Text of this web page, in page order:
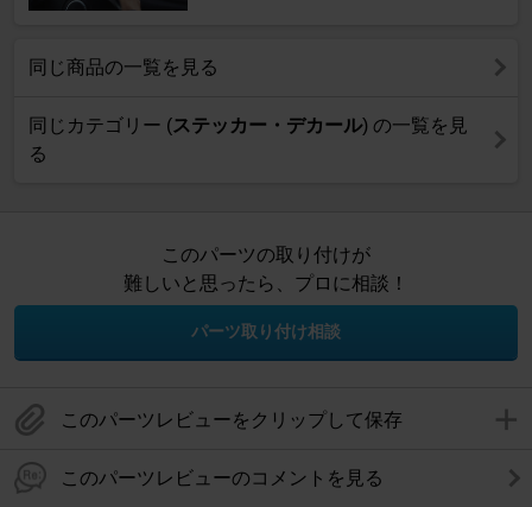
同じ商品の一覧を見る
同じカテゴリー (ステッカー・デカール) の一覧を見
る
このパーツの取り付けが
難しいと思ったら、プロに相談！
パーツ取り付け相談
このパーツレビューをクリップして保存
このパーツレビューのコメントを見る